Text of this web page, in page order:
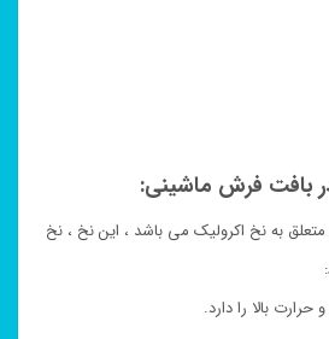
بافت فرش ماشینی:
به نخ اکرولیک می باشد ، این نخ ، نخ
بالا را دارد.